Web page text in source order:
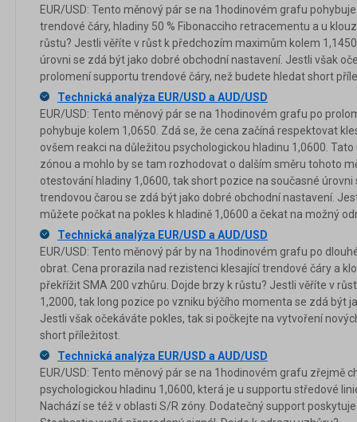
EUR/USD: Tento měnový pár se na 1hodinovém grafu
trendové čáry, hladiny 50 % Fibonacciho retracementu a u
růstu? Jestli věříte v růst k předchozím maximům kolem
úrovni se zdá být jako dobré obchodní nastavení. Jestli však
prolomení supportu trendové čáry, než budete hledat short
Technická analýza EUR/USD a AUD/USD
EUR/USD: Tento měnový pár se na 1hodinovém grafu po
pohybuje kolem 1,0650. Zdá se, že cena začíná respektovat
ovšem reakci na důležitou psychologickou hladinu 1,0600.
zónou a mohlo by se tam rozhodovat o dalším směru tohoto
otestování hladiny 1,0600, tak short pozice na současné
trendovou čarou se zdá být jako dobré obchodní nastavení.
můžete počkat na pokles k hladině 1,0600 a čekat na možný
Technická analýza EUR/USD a AUD/USD
EUR/USD: Tento měnový pár by na 1hodinovém grafu po
obrat. Cena prorazila nad rezistenci klesající trendové čáry a
překřížit SMA 200 vzhůru. Dojde brzy k růstu? Jestli věříte v
1,2000, tak long pozice po vzniku býčího momenta se zdá být
Jestli však očekáváte pokles, tak si počkejte na vytvoření
short příležitost.
Technická analýza EUR/USD a AUD/USD
EUR/USD: Tento měnový pár se na 1hodinovém grafu zřejmě
psychologickou hladinu 1,0600, která je u supportu středové
Nachází se též v oblasti S/R zóny. Dodatečný support